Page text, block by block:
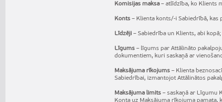
Komisijas maksa– atlīdzība, ko Klients
Konts – Klienta konts/-i Sabiedrībā,
Līdzēji – Sabiedrība un Klients, abi kopā;
Līgums – līgums par Attālināto
dokumentiem, kuri saskaņā ar
Maksājuma rīkojums – Klienta
Sabiedrībai, izmantojot Attālinātos
Maksājuma limits – saskaņā ar Līgumu
Konta uz Maksājuma rīkojuma pamata,